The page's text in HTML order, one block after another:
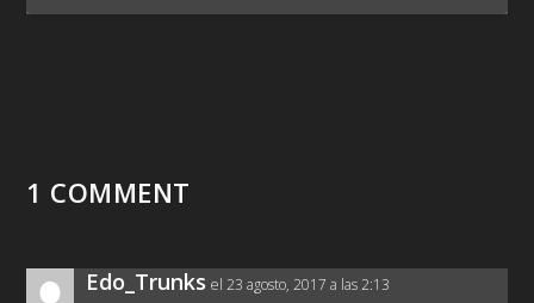
1 COMMENT
Edo_Trunks el 23 agosto, 2017 a las 2:13